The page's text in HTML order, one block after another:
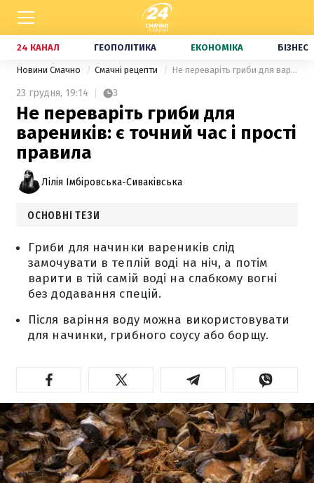
24 КАНАЛ ГЕОПОЛІТИКА ЕКОНОМІКА БІЗНЕС
Новини Смачно Смачні рецепти Не переваріть гриби для вареників: є точний час і прості правила
23 грудня, 19:14 3
Не переваріть гриби для
вареників: є точний час і прості
правила
Лілія Імбіровська-Сиваківська
ОСНОВНІ ТЕЗИ
Гриби для начинки вареників слід
замочувати в теплій воді на ніч, а потім
варити в тій самій воді на слабкому вогні
без додавання спецій.
Після варіння воду можна використовувати
для начинки, грибного соусу або борщу.